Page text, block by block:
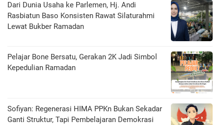
Dari Dunia Usaha ke Parlemen, Hj. Andi
Rasbiatun Baso Konsisten Rawat Silaturahmi
Lewat Bukber Ramadan
Pelajar Bone Bersatu, Gerakan 2K Jadi Simbol
Kepedulian Ramadan
Sofiyan: Regenerasi HIMA PPKn Bukan Sekadar
Ganti Struktur, Tapi Pembelajaran Demokrasi